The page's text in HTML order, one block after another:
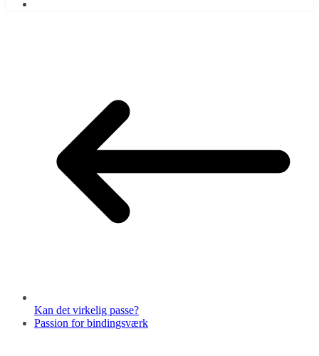
Kan det virkelig passe?
Passion for bindingsværk